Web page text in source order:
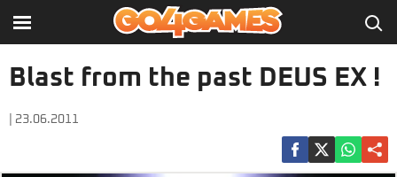
Blast from the past DEUS EX !
| 23.06.2011